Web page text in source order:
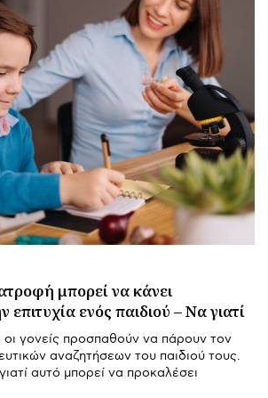
μπορεί να κάνει
ενός παιδιού – Να γιατί
οι γονείς προσπαθούν να πάρουν τον
αναζητήσεων του παιδιού τους.
αυτό μπορεί να προκαλέσει